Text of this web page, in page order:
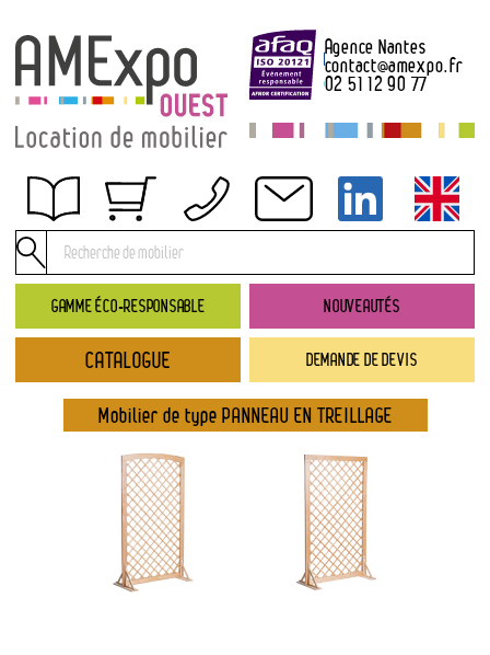
GAMME ÉCO-RESPONSABLE NOUVEAUTÉS
DEMANDE DE DEVIS
Agence Nantes
contact@amexpo.fr
02 51 12 90 77
Obtenir un devis
Conditions générales de location
Conditions de règlement
Contact
Catalogue
→ Nouveautés
→ Gamme éco-responsable
→ Rubriques
→ Types de mobilier
→ Noms / Références
→ Ensembles
CATALOGUE
Mobilier de type PANNEAU EN TREILLAGE